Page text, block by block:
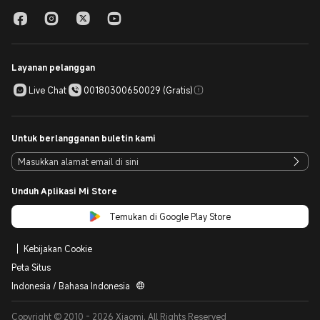
meminimalkan rambut kusut. Hasilnya, rambut Anda menjadi lebih
menggunakan pengering rambut biasa.
Layanan pelanggan
Live Chat
00180300650029 (Gratis)
Untuk berlangganan buletin kami
Unduh Aplikasi Mi Store
Temukan di Google Play Store
Kebijakan Cookie
Peta Situs
Indonesia / Bahasa Indonesia
Copyright © 2010 - 2026 Xiaomi. All Rights Reserved